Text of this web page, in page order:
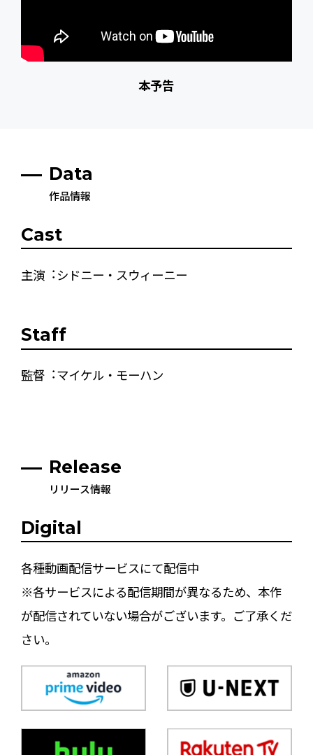
本予告
Data
作品情報
Cast
主演︓シドニー・スウィーニー
Staff
監督︓マイケル・モーハン
Release
リリース情報
Digital
各種動画配信サービスにて配信中
※各サービスによる配信期間が異なるため、本作
が配信されていない場合がございます。ご了承くだ
さい。